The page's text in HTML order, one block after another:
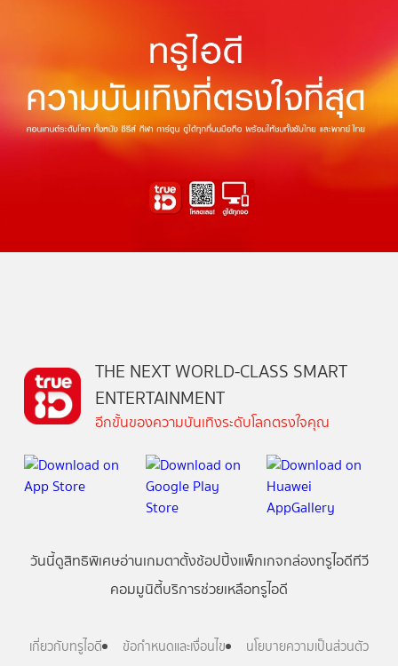
THE NEXT WORLD-CLASS SMART
ENTERTAINMENT
อีกขั้นของความบันเทิงระดับโลกตรงใจคุณ
วันนี้ดูสิทธิพิเศษอ่านเกมตาตั้งช้อปปิ้งแพ็กเกจกล่องทรูไอดีทีวี
คอมมูนิตี้บริการช่วยเหลือทรูไอดี
เกี่ยวกับทรูไอดี ข้อกำหนดและเงื่อนไข
นโยบายความเป็นส่วนตัว